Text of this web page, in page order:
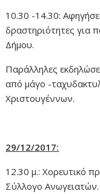
10.30 -14.30:
δραστηριότητες για
Δήμου.
Παράλληλες
από μάγο -
Χριστουγέννων.
29/12/2017:
12.30 μ.: Χορευτικό
Σύλλογο Ανωγειατών.